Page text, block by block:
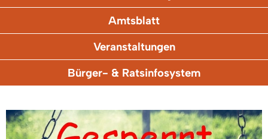
Amtsblatt
Veranstaltungen
Bürger- & Ratsinfosystem